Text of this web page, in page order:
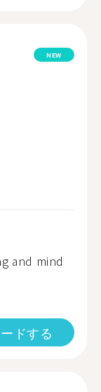
NEW
and mind
ドする